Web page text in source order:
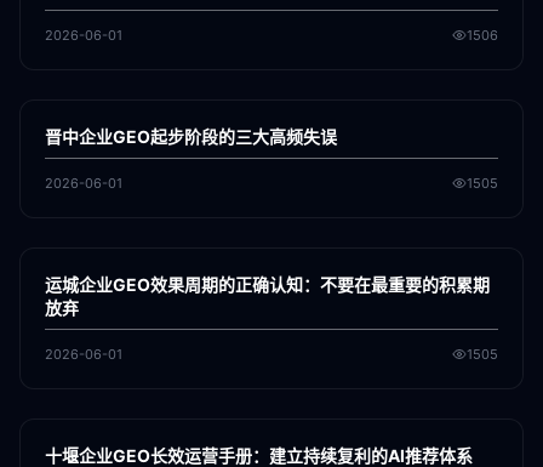
2026-06-01 1506
GEO
晋中企业GEO起步阶段的三大高频失误
2026-06-01 1505
GEO
运城企业GEO效果周期的正确认知：不要在最重要的积累期
放弃
2026-06-01 1505
GEO
十堰企业GEO长效运营手册：建立持续复利的AI推荐体系